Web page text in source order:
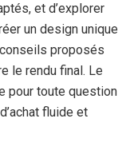
et d’explorer
un design unique
proposés
le rendu final. Le
pour toute question
fluide et